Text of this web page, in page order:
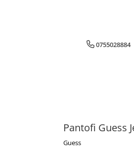
0755028884
Pantofi Guess
Guess